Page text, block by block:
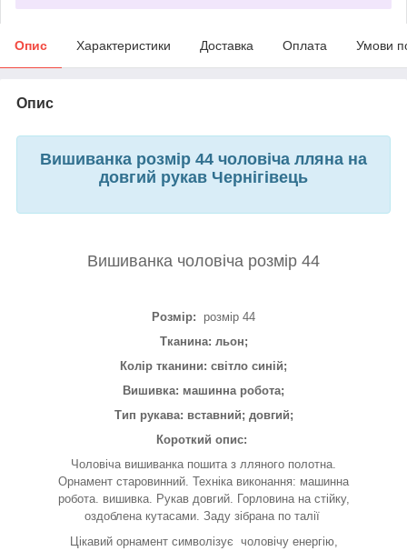
Опис Характеристики Доставка Оплата Умови
Опис
Вишиванка розмір 44 чоловіча лляна на
довгий рукав Чернігівець
Вишиванка чоловіча розмір 44
Розмір: розмір 44
Тканина: льон;
Колір тканини: світло синій;
Вишивка: машинна робота;
Тип рукава: вставний; довгий;
Короткий опис:
Чоловіча вишиванка пошита з лляного полотна.
Орнамент старовинний. Техніка виконання: машинна
робота. вишивка. Рукав довгий. Горловина на стійку,
оздоблена кутасами. Заду зібрана по талії
Цікавий орнамент символізує чоловічу енергію,